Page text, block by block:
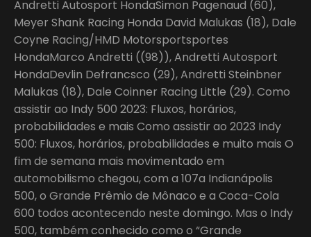
Andretti Autosport HondaSimon Pagenaud (60),
Meyer Shank Racing Honda David Malukas (18), Dale
Coyne Racing/HMD Motorsportsportes
HondaMarco Andretti ((98)), Andretti Autosport
HondaDevlin Defrancsco (29), Andretti Steinbner
Malukas (18), Dale Coinner Racing Little (29). Como
assistir ao Indy 500 2023: Fluxos, horários,
probabilidades e mais Como assistir ao 2023 Indy
500: Fluxos, horários, probabilidades e muito mais O
fim de semana mais movimentado em
automobilismo chegou, com a 107a Indianápolis
500, o Grande Prêmio de Mônaco e a Coca-Cola
600 todos acontecendo neste domingo. Mas o Indy
500, também conhecido como o “Grande